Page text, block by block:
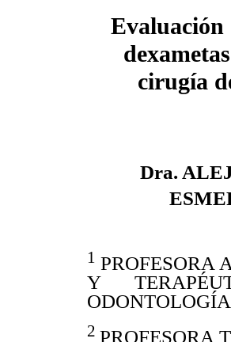
Evaluación
cirugía
Dra.
1 PROFESORA
Y
2PROFESORA